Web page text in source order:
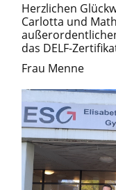
Herzlichen
Carlotta und
das DELF-
Frau Menne